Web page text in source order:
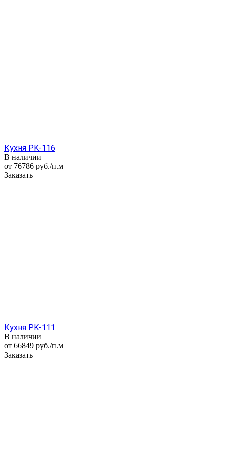
Кухня PK-116
В наличии
от 76786 руб./п.м
Заказать
Кухня PK-111
В наличии
от 66849 руб./п.м
Заказать